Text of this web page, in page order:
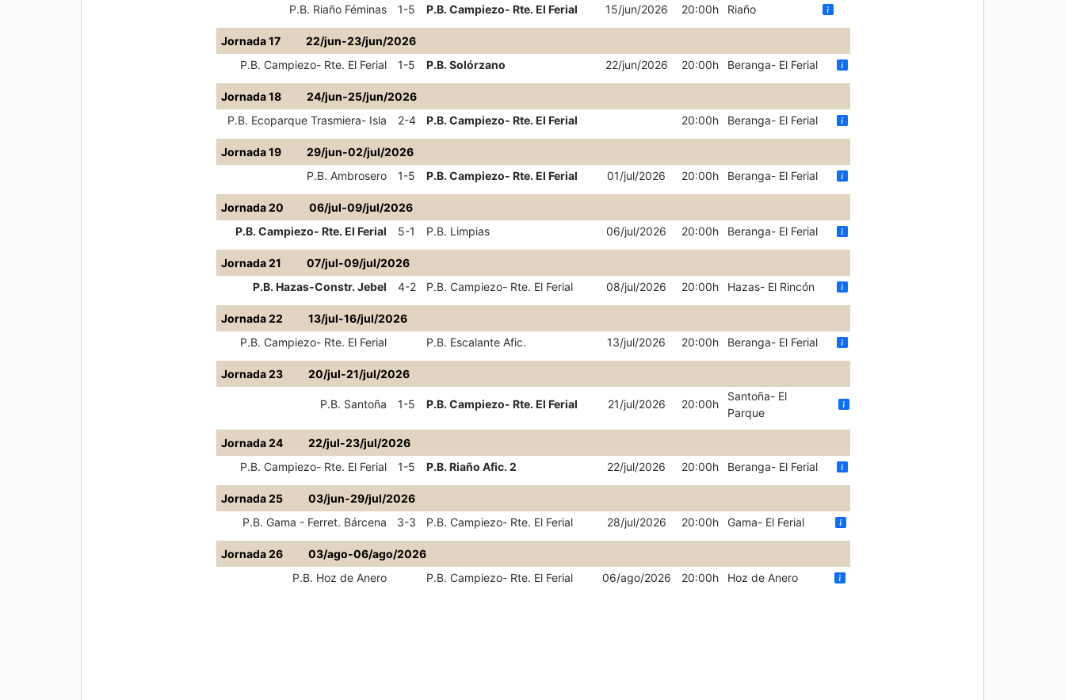
P.B. Riaño Féminas
1-5 P.B. Campiezo- Rte. El Ferial 15/jun/2026 20:00h Riaño
Jornada 17
22/jun-23/jun/2026
P.B. Campiezo- Rte. El Ferial
1-5 P.B. Solórzano 22/jun/2026 20:00h Beranga- El Ferial
Jornada 18
24/jun-25/jun/2026
P.B. Ecoparque Trasmiera- Isla
2-4 P.B. Campiezo- Rte. El Ferial 20:00h Beranga- El Ferial
Jornada 19
29/jun-02/jul/2026
P.B. Ambrosero
1-5 P.B. Campiezo- Rte. El Ferial 01/jul/2026 20:00h Beranga- El Ferial
Jornada 20
06/jul-09/jul/2026
P.B. Campiezo- Rte. El Ferial
5-1 P.B. Limpias 06/jul/2026 20:00h Beranga- El Ferial
Jornada 21
07/jul-09/jul/2026
P.B. Hazas-Constr. Jebel
4-2 P.B. Campiezo- Rte. El Ferial 08/jul/2026 20:00h Hazas- El Rincón
Jornada 22
13/jul-16/jul/2026
P.B. Campiezo- Rte. El Ferial
P.B. Escalante Afic. 13/jul/2026 20:00h Beranga- El Ferial
Jornada 23 20/jul-21/jul/2026
P.B. Santoña 1-5 P.B. Campiezo- Rte. El Ferial 21/jul/2026 20:00h
Santoña- El
Parque
Jornada 24
22/jul-23/jul/2026
P.B. Campiezo- Rte. El Ferial
1-5 P.B. Riaño Afic. 2 22/jul/2026 20:00h Beranga- El Ferial
Jornada 25
03/jun-29/jul/2026
P.B. Gama - Ferret. Bárcena
3-3 P.B. Campiezo- Rte. El Ferial 28/jul/2026 20:00h Gama- El Ferial
Jornada 26
03/ago-06/ago/2026
P.B. Hoz de Anero
P.B. Campiezo- Rte. El Ferial 06/ago/2026 20:00h Hoz de Anero